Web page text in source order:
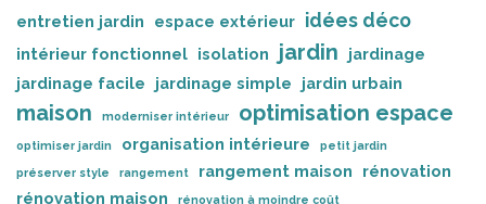
entretien jardin espace extérieur idées déco
intérieur fonctionnel isolation jardin
jardinage
jardinage facile
jardinage simple jardin urbain
maison moderniser intérieur optimisation espace
optimiser jardin organisation intérieure petit jardin
préserver style rangement rangement maison
rénovation
rénovation maison
rénovation à moindre coût